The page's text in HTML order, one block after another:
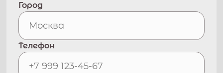
Город
Телефон